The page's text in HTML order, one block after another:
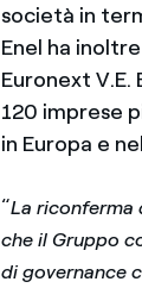
società in
Enel ha
Euronext
120 imprese
in Europa e
“La riconferma
che il Gruppo
di governance